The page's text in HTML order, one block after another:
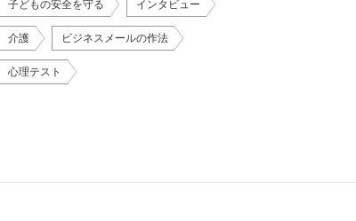
子どもの安全を守る インタビュー
介護 ビジネスメールの作法
心理テスト